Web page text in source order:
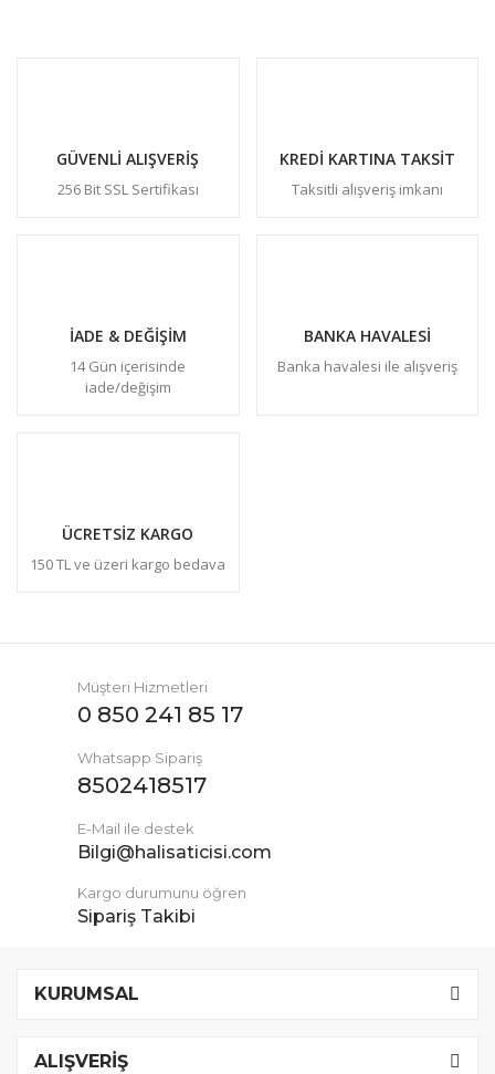
GÜVENLİ ALIŞVERİŞ
256 Bit SSL Sertifikası
KREDİ KARTINA TAKSİT
Taksitli alışveriş imkanı
İADE & DEĞİŞİM
14 Gün içerisinde
iade/değişim
BANKA HAVALESİ
Banka havalesi ile alışveriş
ÜCRETSİZ KARGO
150 TL ve üzeri kargo bedava
Müşteri Hizmetleri
0 850 241 85 17
Whatsapp Sipariş
8502418517
E-Mail ile destek
Bilgi@halisaticisi.com
Kargo durumunu öğren
Sipariş Takibi
KURUMSAL
ALIŞVERİŞ